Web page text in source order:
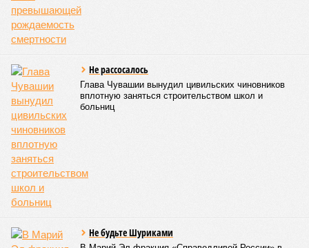
функционирование оздоровительной организации. Кроме
того, участники заседания обратили внимание на
необходимость постоянного контроля за поставщиками
исполнением ранее выданных предписаний по устранению
нарушений, а также за соблюдением сроков прохождения
медицинских осмотров и гигиенического обучения
персоналом.